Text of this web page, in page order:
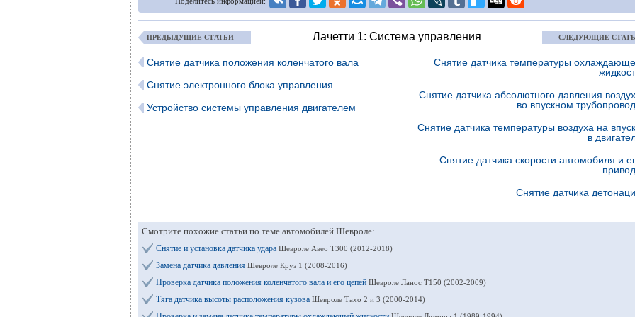
ПРЕДЫДУЩИЕ СТАТЬИ Лачетти 1: Система управления СЛЕДУЮЩИЕ
Снятие датчика положения коленчатого вала
Снятие электронного блока управления
Устройство системы управления двигателем
Снятие датчика температуры
Снятие датчика абсолютного давления
во впускном
Снятие датчика температуры воздуха на
в
Снятие датчика скорости автомобиля и
Снятие датчика
Смотрите похожие статьи по теме автомобилей Шевроле:
Снятие и установка датчика удара Шевроле Авео Т300 (2012-2018)
Замена датчика давления Шевроле Круз 1 (2008-2016)
Проверка датчика положения коленчатого вала и его цепей Шевроле Ланос Т150 (2002-2009)
Тяга датчика высоты расположения кузова Шевроле Тахо 2 и 3 (2000-2014)